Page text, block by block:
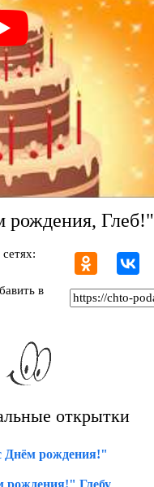
рождения, Глеб!"
в
открытки
Днём рождения!"